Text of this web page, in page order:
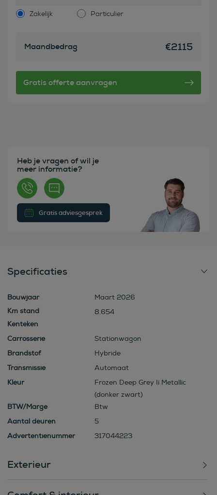
Zakelijk Particulier
Maandbedrag €2115
Heb je vragen of wil je
meer informatie?
Gratis adviesgesprek
Specificaties
Bouwjaar
Maart 2026
8.654
Kenteken
Carrosserie
Stationwagon
Brandstof
Hybride
Transmissie
Automaat
Kleur
Frozen Deep Grey Ii Metallic
(donker zwart)
BTW/Marge
Btw
Aantal deuren
5
Advertentienummer
317044223
Exterieur